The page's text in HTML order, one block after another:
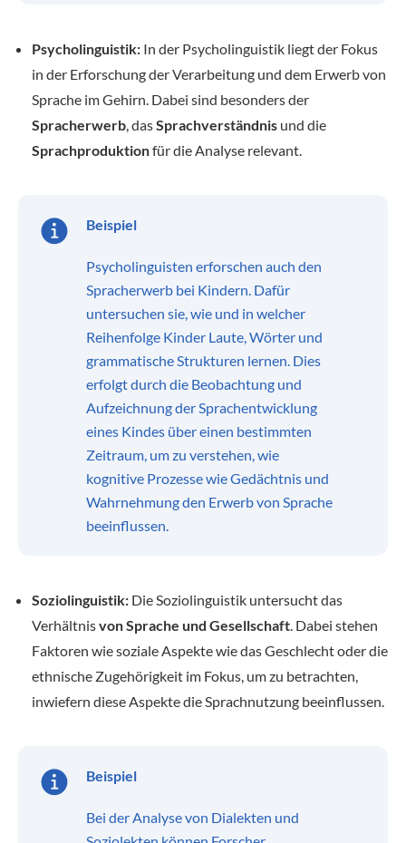
Psycholinguistik: In der Psycholinguistik liegt der Fokus
in der Erforschung der Verarbeitung und dem Erwerb von
Sprache im Gehirn. Dabei sind besonders der
Spracherwerb , dasSprachverständnis und die
Sprachproduktionfür die Analyse relevant.
Beispiel
Psycholinguisten erforschen auch den
Spracherwerb bei Kindern. Dafür
untersuchen sie, wie und in welcher
Reihenfolge Kinder Laute, Wörter und
grammatische Strukturen lernen. Dies
erfolgt durch die Beobachtung und
Aufzeichnung der Sprachentwicklung
eines Kindes über einen bestimmten
Zeitraum, um zu verstehen, wie
kognitive Prozesse wie Gedächtnis und
Wahrnehmung den Erwerb von Sprache
beeinflussen.
Soziolinguistik: Die Soziolinguistik untersucht das
Verhältnisvon Sprache und Gesellschaft . Dabei stehen
Faktoren wie soziale Aspekte wie das Geschlecht oder die
ethnische Zugehörigkeit im Fokus, um zu betrachten,
inwiefern diese Aspekte die Sprachnutzung beeinflussen.
Beispiel
Bei der Analyse von Dialekten und